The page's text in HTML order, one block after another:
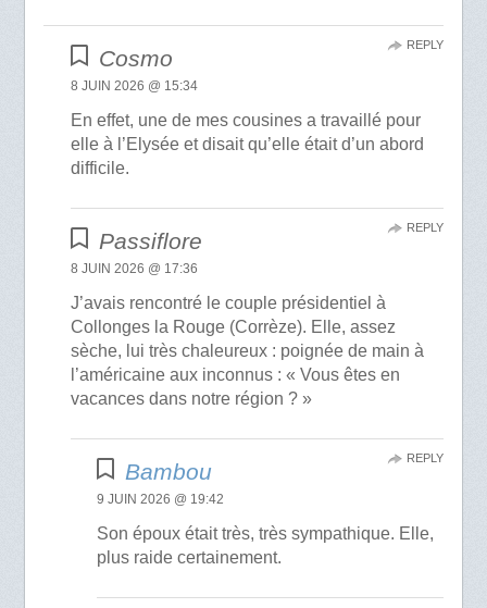
Cosmo
8 JUIN 2026 @ 15:34
En effet, une de mes cousines a travaillé pour
elle à l’Elysée et disait qu’elle était d’un abord
difficile.
REPLY
Passiflore
8 JUIN 2026 @ 17:36
J’avais rencontré le couple présidentiel à
Collonges la Rouge (Corrèze). Elle, assez
sèche, lui très chaleureux : poignée de main à
l’américaine aux inconnus : « Vous êtes en
vacances dans notre région ? »
REPLY
Bambou
9 JUIN 2026 @ 19:42
Son époux était très, très sympathique. Elle,
plus raide certainement.
REPLY